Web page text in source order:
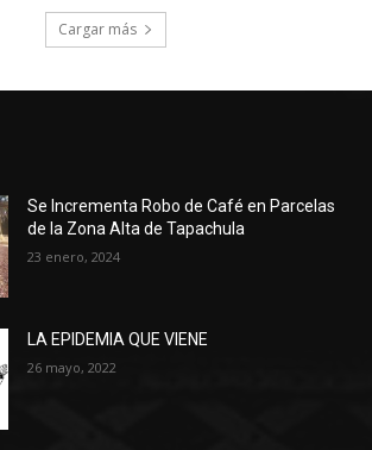
Cargar más
Se Incrementa Robo de Café en Parcelas
de la Zona Alta de Tapachula
23 enero, 2024
LA EPIDEMIA QUE VIENE
26 mayo, 2022